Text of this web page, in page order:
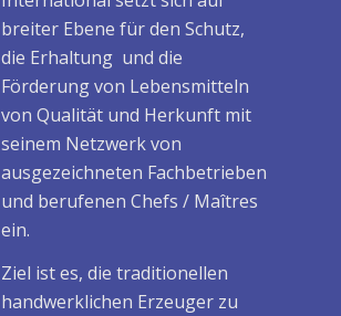
breiter Ebene für den Schutz,
die Erhaltung und die
Förderung von Lebensmitteln
von Qualität und Herkunft mit
seinem Netzwerk von
ausgezeichneten Fachbetrieben
und berufenen Chefs / Maîtres
ein.
Ziel ist es, die traditionellen
handwerklichen Erzeuger zu